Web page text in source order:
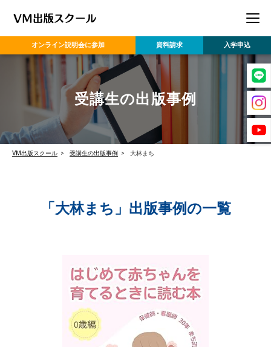
オンライン説明会に参加 資料請求 入学申込
受講生の出版事例
VM出版スクール 受講生の出版事例 大林まち
「大林まち」出版事例の一覧